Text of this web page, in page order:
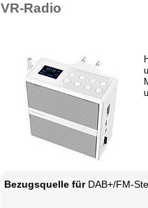
VR-Radio
Bezugsquelle fürDAB+/FM-